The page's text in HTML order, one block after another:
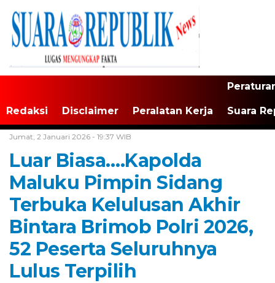
Redaksi Disclaimer Peralatan Kerja Suara
Jumat, 2 Januari 2026 - 19:37 WIB
Luar Biasa….Kapolda
Maluku Pimpin Sidang
Terbuka Kelulusan Akhir
Bintara Brimob Polri 2026,
52 Peserta Seluruhnya
Lulus Terpilih